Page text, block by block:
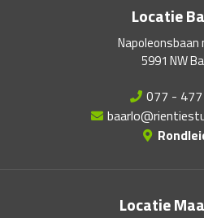
Locatie
Napoleonsbaan
5991 NW
077 -
Locatie